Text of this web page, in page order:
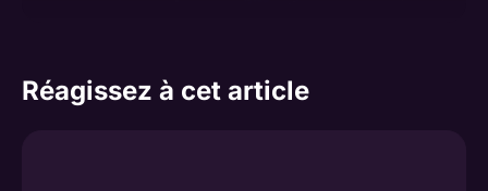
Réagissez à cet article